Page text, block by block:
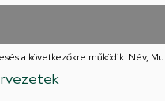
a következőkre működik: Név,